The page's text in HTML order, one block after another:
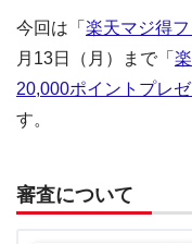
今回は「 楽天マジ得
月13日（月）まで「
20,000ポイントプレゼ
す。
審査について